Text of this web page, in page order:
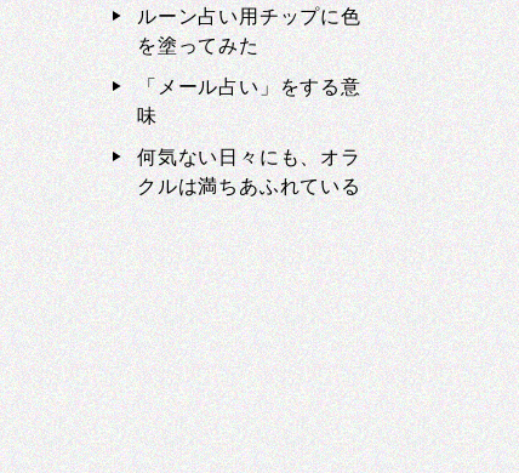
ルーン占い用チップに色
を塗ってみた
「メール占い」をする意
味
何気ない日々にも、オラ
クルは満ちあふれている